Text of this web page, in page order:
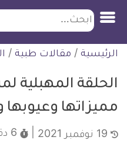
التخطي
للمحتوى
ابحث
الرئيسية / مقالات طبية /
الحلقة المهبلية
مميزاتها
6 دقائق